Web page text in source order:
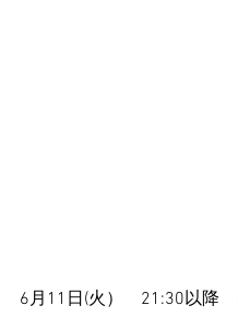
6月11日(火）　21:30以降　